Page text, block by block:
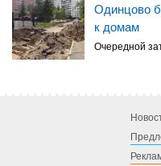
Одинцово
к домам
Очередной